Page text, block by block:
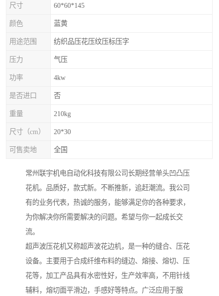
尺寸 60*60*145
颜色 蓝黄
用途范围 纺织品压花压纹压标压字
压力 气压
功率 4kw
是否进口 否
重量 210kg
尺寸（cm） 20*30
可售卖地 全国
常州联宇机电自动化科技有限公司长期经营单头凹凸压
花机。品质好，款式新。不断推新，追赶潮流。我公司
有的业务代表，热诚的服务，能够满足你的各种要求，
为你解决你所需要解决的问题。希望与你一起成长交
流。
超声波压花机又称超声波花边机，是一种的缝合、压花
设备。主要用于合成纤维布料的缝边、熔接、熔切、压
花等，加工产品具有水密性好，生产效率高，不用针线
辅料，熔切面平滑边，手感好等特点。广泛应用于服